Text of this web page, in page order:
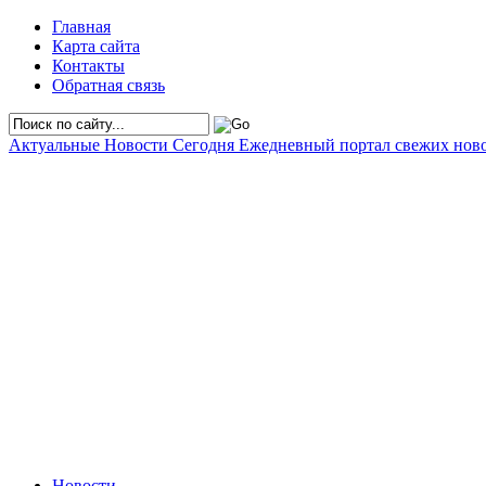
Главная
Карта сайта
Контакты
Обратная связь
Актуальные Новости Сегодня Ежедневный портал свежих